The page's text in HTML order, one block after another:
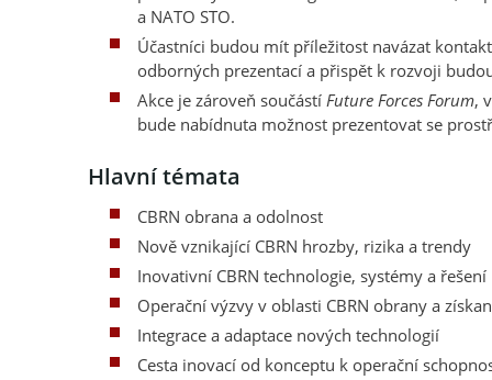
a NATO STO.
Účastníci budou mít příležitost navázat
odborných prezentací a přispět k rozvoji
Akce je zároveň součástí Future Forces Forum,
bude nabídnuta možnost prezentovat se
Hlavní témata
CBRN obrana a odolnost
Nově vznikající CBRN hrozby, rizika a trendy
Inovativní CBRN technologie, systémy a řešení
Operační výzvy v oblasti CBRN obrany a
Integrace a adaptace nových technologií
Cesta inovací od konceptu k operační